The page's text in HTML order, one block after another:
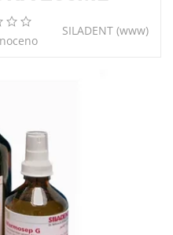
SILADENT (www)